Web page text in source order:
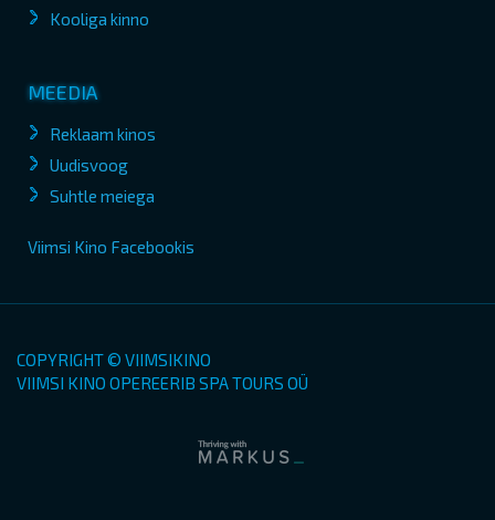
Kooliga kinno
MEEDIA
Reklaam kinos
Uudisvoog
Suhtle meiega
Viimsi Kino Facebookis
COPYRIGHT © VIIMSIKINO
VIIMSI KINO OPEREERIB SPA TOURS OÜ